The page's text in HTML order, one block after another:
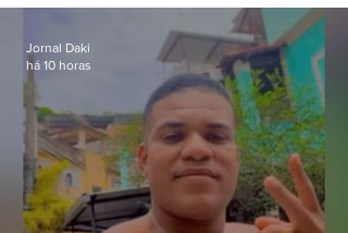
crianças
Jornal Daki
há 10 horas